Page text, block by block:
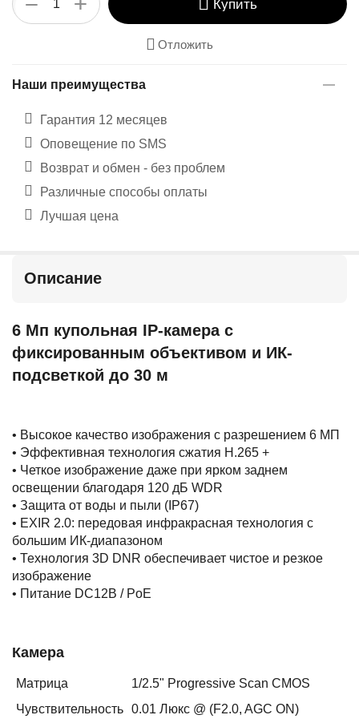
Купить
Отложить
Наши преимущества
Гарантия 12 месяцев
Оповещение по SMS
Возврат и обмен - без проблем
Различные способы оплаты
Лучшая цена
Описание
6 Мп купольная IP-камера с
фиксированным объективом и ИК-
подсветкой до 30 м
• Высокое качество изображения с разрешением 6 МП
• Эффективная технология сжатия H.265 +
• Четкое изображение даже при ярком заднем
освещении благодаря 120 дБ WDR
• Защита от воды и пыли (IP67)
• EXIR 2.0: передовая инфракрасная технология с
большим ИК-диапазоном
• Технология 3D DNR обеспечивает чистое и резкое
изображение
• Питание DC12В / PoE
Камера
Матрица
1/2.5" Progressive Scan CMOS
Чувствительность 0.01 Люкс @ (F2.0, AGC ON)